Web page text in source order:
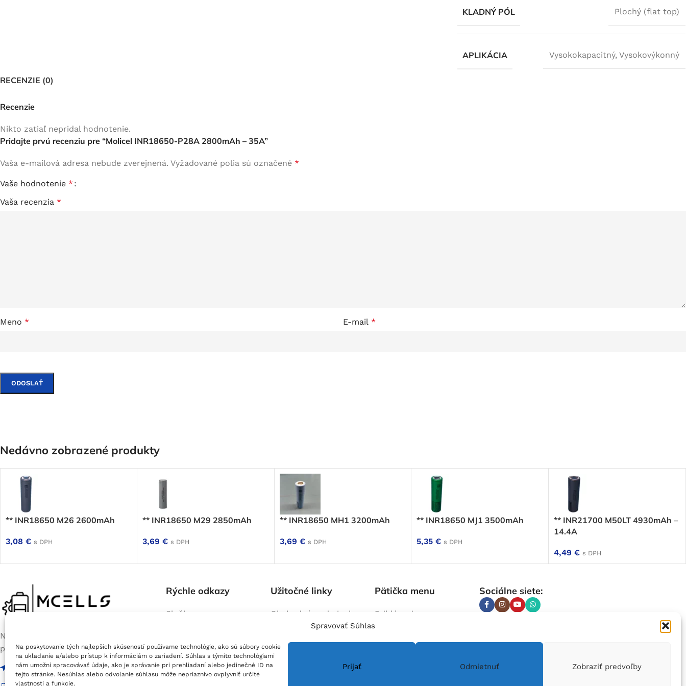
Spravovať Súhlas
Na poskytovanie tých najlepších skúseností používame technológie, ako sú súbory cookie
na ukladanie a/alebo prístup k informáciám o zariadení. Súhlas s týmito technológiami
nám umožní spracovávať údaje, ako je správanie pri prehliadaní alebo jedinečné ID na
tejto stránke. Nesúhlas alebo odvolanie súhlasu môže nepriaznivo ovplyvniť určité
vlastnosti a funkcie.
Prijať Odmietnuť Zobraziť predvoľby
KLADNÝ PÓL Plochý (flat top)
APLIKÁCIA Vysokokapacitný, Vysokovýkonný
RECENZIE (0)
Recenzie
Nikto zatiaľ nepridal hodnotenie.
Pridajte prvú recenziu pre “Molicel INR18650-P28A 2800mAh – 35A”
Vaša e-mailová adresa nebude zverejnená. Vyžadované polia sú označené *
Vaše hodnotenie *
Vaša recenzia *
Meno * E-mail *
Nedávno zobrazené produkty
** INR18650 M26 2600mAh
3,08 € s DPH
** INR18650 M29 2850mAh
3,69€ s DPH
** INR18650 MH1 3200mAh
3,69 € s DPH
** INR18650 MJ1 3500mAh
5,35€ s DPH
** INR21700 M50LT 4930mAh –
14.4A
4,49 € s DPH
Na prevádzke nás nájdete každý
pracovný deň od 9:00 do 17:00
Jablonové (okres Malacky), Areál PD
PSČ 90054
Rýchle odkazy
Služby
Výroba batérií na mieru
E-Shop
Užitočné linky
Obchodné podmienky
Zásady reklamácí a
Zásady ochrany osobných
údajov
Pätička menu
Prihlásenie
Sociálne siete: